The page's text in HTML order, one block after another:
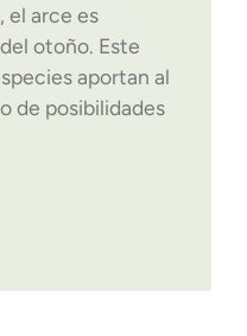
el arce es
otoño. Este
aportan al
de posibilidades